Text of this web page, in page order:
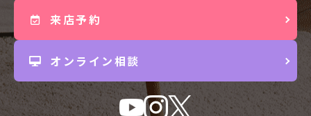
来店予約
オンライン相談